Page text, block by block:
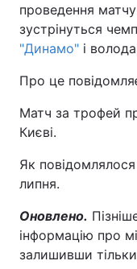
проведення
зустрінуться
"Динамо" і
Про це
Матч за трофей
Києві.
Як
липня.
Оновлено.
інформацію про
залишивши